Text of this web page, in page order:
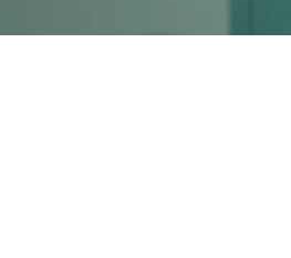
POPULARNY